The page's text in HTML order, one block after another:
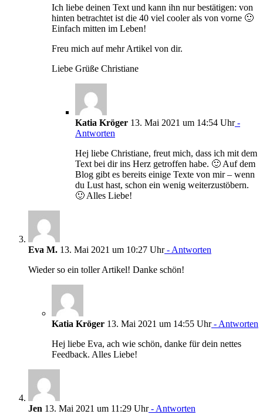
Ich liebe deinen Text und kann ihn nur bestätigen: von
hinten betrachtet ist die 40 viel cooler als von vorne 🙂
Einfach mitten im Leben!
Freu mich auf mehr Artikel von dir.
Liebe Grüße Christiane
Katia Kröger 13. Mai 2021 um 14:54 Uhr-
Antworten
Hej liebe Christiane, freut mich, dass ich mit dem
Text bei dir ins Herz getroffen habe. 🙂 Auf dem
Blog gibt es bereits einige Texte von mir – wenn
du Lust hast, schon ein wenig weiterzustöbern.
🙂 Alles Liebe!
Eva M. 13. Mai 2021 um 10:27 Uhr- Antworten
Wieder so ein toller Artikel! Danke schön!
Katia Kröger 13. Mai 2021 um 14:55 Uhr- Antworten
Hej liebe Eva, ach wie schön, danke für dein nettes
Feedback. Alles Liebe!
Jen 13. Mai 2021 um 11:29 Uhr- Antworten